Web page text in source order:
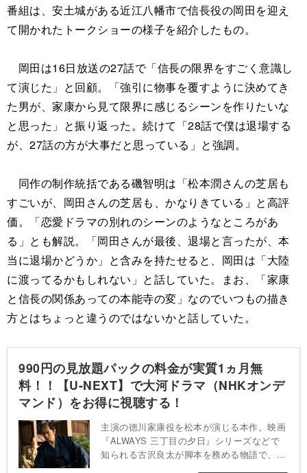
番組は、安土城がある近江八幡市で信長役の岡田を迎え
て開かれたトークショーの様子を紹介したもの。
岡田は16日放送の27話で「信長の限界をすごく意識し
て演じた」と回顧。「強引に物事を覆すように決めてき
た男が、家康から見て限界に感じるシーンを作りたいな
と思った」と振り返った。続けて「28話で僕は退場する
が、27話の方が大事だと思っている」と強調。
同作の制作統括である磯智明は「松本潤さんの芝居も
すごいが、岡田さんの芝居も、かなりきている」と高評
価。「恋愛ドラマの別れのシーンのようなところがあ
る」とも解説。「岡田さんが最後、退場と言ったが、本
当に退場かどうか」と含みを持たせると、岡田は「大陸
に渡ってるかもしれない」と話していた。まお、「家康
と信長の関係あっての本能寺の変」なのでいつもの描き
方とはちょっと違うのではないかと話していた。
990円の見放題パックの料金が実質1ヵ月無
料！！【U-NEXT】で大河ドラマ（NHKオンデ
マンド）をお得に視聴する！
主演の徳川家康役を松本が演じる本作。映画
『ALWAYS 三丁目の夕日』シリーズなどで
知られる古沢良太が脚本を務める物語で、誰